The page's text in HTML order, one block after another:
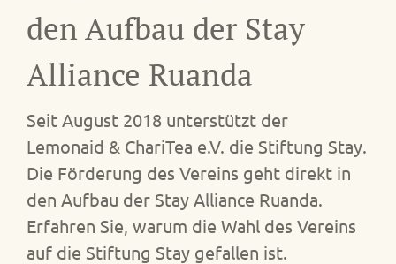
den Aufbau der Stay
Alliance Ruanda
Seit August 2018 unterstützt der
Lemonaid & ChariTea e.V. die Stiftung Stay.
Die Förderung des Vereins geht direkt in
den Aufbau der Stay Alliance Ruanda.
Erfahren Sie, warum die Wahl des Vereins
auf die Stiftung Stay gefallen ist.